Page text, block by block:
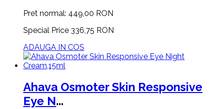
Pret normal: 449,00 RON
Special Price 336,75 RON
ADAUGA IN COS
Ahava Osmoter Skin Responsive
Eye N...